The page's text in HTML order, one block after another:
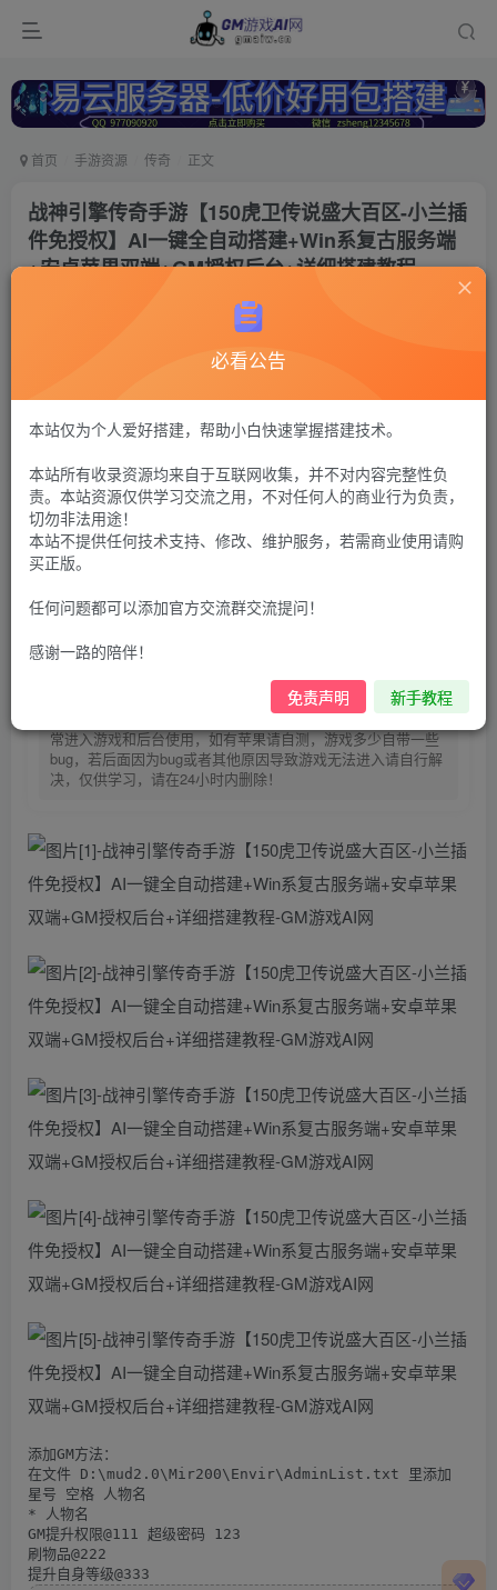
首页 手游资源 传奇 正文
战神引擎传奇手游【150虎卫传说盛大百区-小兰插
件免授权】AI一键全自动搭建+Win系复古服务端
+安卓苹果双端+GM授权后台+详细搭建教程
战神传奇98
动，不清楚之处联系Q群---736021860---GM游戏AI网---管理员《易
云服务器-https://123.yxjs.ltd/cart》。】
G币30 G币100
购买前请先看完新手教程,未认真看完一切问题自行解决
仅支持云服务器搭建，适用于小白快速搭建，只能确保安卓正
常进入游戏和后台使用，如有苹果请自测，游戏多少自带一些
bug，若后面因为bug或者其他原因导致游戏无法进入请自行解
决，仅供学习，请在24小时内删除！
付费资源
添加GM方法：
在文件 D:\mud2.0\Mir200\Envir\AdminList.txt 里添加
星号 空格 人物名
* 人物名
GM提升权限@111 超级密码 123
刷物品@222
提升自身等级@333
必看公告
本站仅为个人爱好搭建，帮助小白快速掌握搭建技术。
本站所有收录资源均来自于互联网收集，并不对内容完整性负
责。本站资源仅供学习交流之用，不对任何人的商业行为负责，
切勿非法用途！
本站不提供任何技术支持、修改、维护服务，若需商业使用请购
买正版。
任何问题都可以添加官方交流群交流提问！
感谢一路的陪伴！
免责声明 新手教程